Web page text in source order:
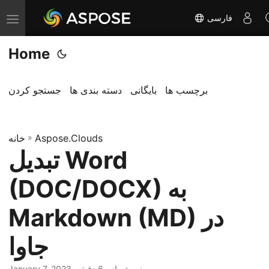
T
o
g
l
a
i
g
i
o
فارسی
Home
جستجو کردن دسته بندی ها بایگانی برچسب ها
خانه » Aspose.Clouds
تبدیل Word
(DOC/DOCX) به
Markdown (MD) در
جاوا